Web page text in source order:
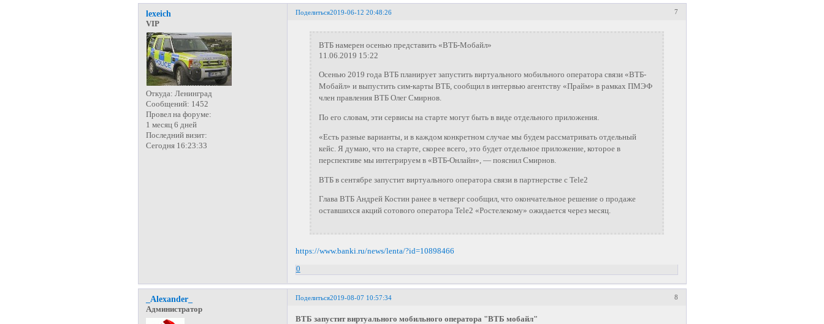
Поделиться 7
2019-06-12 20:48:26
lexeich
VIP
Откуда: Ленинград
Сообщений: 1452
Провел на форуме:
1 месяц 6 дней
Последний визит:
Сегодня 16:23:33
ВТБ намерен осенью представить «ВТБ-Мобайл»
11.06.2019 15:22
Осенью 2019 года ВТБ планирует запустить виртуального мобильного оператора связи «ВТБ-
Мобайл» и выпустить сим-карты ВТБ, сообщил в интервью агентству «Прайм» в рамках ПМЭФ
член правления ВТБ Олег Смирнов.
По его словам, эти сервисы на старте могут быть в виде отдельного приложения.
«Есть разные варианты, и в каждом конкретном случае мы будем рассматривать отдельный
кейс. Я думаю, что на старте, скорее всего, это будет отдельное приложение, которое в
перспективе мы интегрируем в «ВТБ-Онлайн», — пояснил Смирнов.
ВТБ в сентябре запустит виртуального оператора связи в партнерстве с Tele2
Глава ВТБ Андрей Костин ранее в четверг сообщил, что окончательное решение о продаже
оставшихся акций сотового оператора Tele2 «Ростелекому» ожидается через месяц.
https://www.banki.ru/news/lenta/?id=10898466
0
Поделиться 8
2019-08-07 10:57:34
_Alexander_
Администратор
ВТБ запустит виртуального мобильного оператора "ВТБ мобайл"